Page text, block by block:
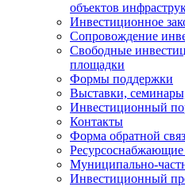
объектов
Инвестиционное
Сопровождение
Свободные
площадки
Формы поддержки
Выставки,
Инвестиционный
Контакты
Форма обратной
Ресурсоснабжающие
Муниципально-
Инвестиционный